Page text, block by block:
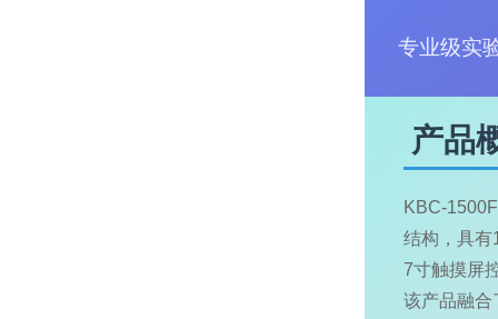
专业级实
产品
KBC-
结构，具有
7寸触摸屏
该产品融合